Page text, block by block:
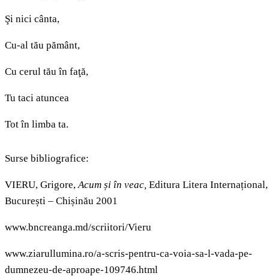
Şi nici cânta,
Cu-al tău pământ,
Cu cerul tău în faţă,
Tu taci atuncea
Tot în limba ta.
Surse bibliografice:
VIERU, Grigore, Acum și în veac, Editura Litera Internațional,
București – Chișinău 2001
www.bncreanga.md/scriitori/Vieru
www.ziarullumina.ro/a-scris-pentru-ca-voia-sa-l-vada-pe-
dumnezeu-de-aproape-109746.html